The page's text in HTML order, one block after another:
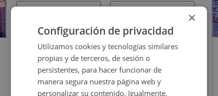
×
Configuración de privacidad
Utilizamos cookies y tecnologías similares
propias y de terceros, de sesión o
persistentes, para hacer funcionar de
manera segura nuestra página web y
personalizar su contenido. Igualmente,